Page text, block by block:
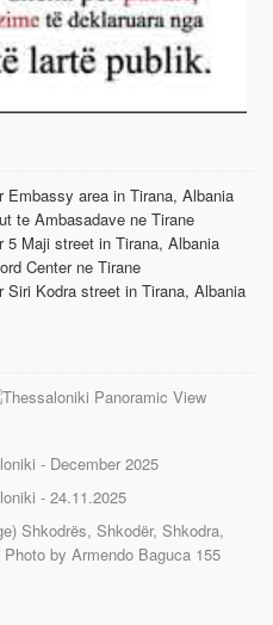
Embassy area in Tirana, Albania
te Ambasadave ne Tirane
5 Maji street in Tirana, Albania
Center ne Tirane
Siri Kodra street in Tirana, Albania